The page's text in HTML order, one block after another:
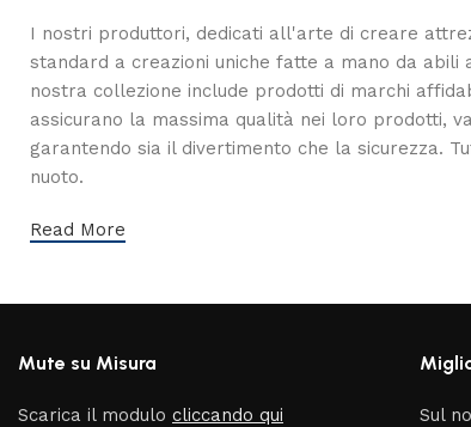
I nostri produttori, dedicati all'arte di creare
standard a creazioni uniche fatte a mano da abili
nostra collezione include prodotti di marchi
assicurano la massima qualità nei loro prodotti,
garantendo sia il divertimento che la sicurezza.
nuoto.
Read More
Mute su Misura
Scarica il modulocliccando qui
Sul